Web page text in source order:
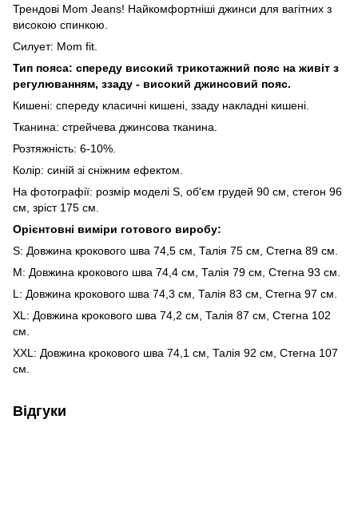
Трендові Mom Jeans! Найкомфортніші джинси для вагітних з
високою спинкою.
Силует: Mom fit.
Тип пояса: спереду високий трикотажний пояс на живіт з
регулюванням, ззаду - високий джинсовий пояс.
Кишені: спереду класичні кишені, ззаду накладні кишені.
Тканина: стрейчева джинсова тканина.
Розтяжність: 6-10%.
Колір: синій зі сніжним ефектом.
На фотографії: розмір моделі S, об'єм грудей 90 см, стегон 96
см, зріст 175 см.
Орієнтовні виміри готового виробу:
S: Довжина крокового шва 74,5 см, Талія 75 см, Стегна 89 см.
M: Довжина крокового шва 74,4 см, Талія 79 см, Стегна 93 см.
L: Довжина крокового шва 74,3 см, Талія 83 см, Стегна 97 см.
XL: Довжина крокового шва 74,2 см, Талія 87 см, Стегна 102
см.
XXL: Довжина крокового шва 74,1 см, Талія 92 см, Стегна 107
см.
Відгуки